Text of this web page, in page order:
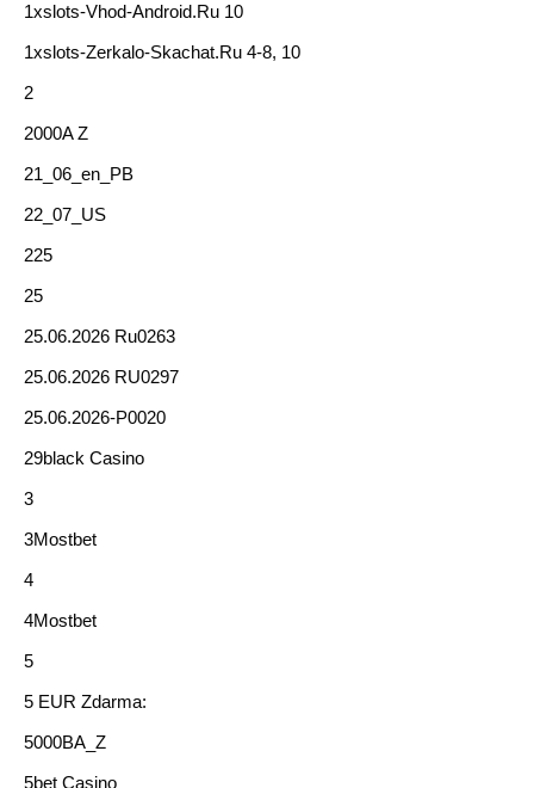
1xslots-Vhod-Android.ru 10
1xslots-Zerkalo-Skachat.ru 4-8, 10
2
2000A Z
21_06_en_PB
22_07_US
225
25
25.06.2026 Ru0263
25.06.2026 RU0297
25.06.2026-P0020
29black Casino
3
3Mostbet
4
4Mostbet
5
5 EUR Zdarma:
5000BA_Z
5bet Casino